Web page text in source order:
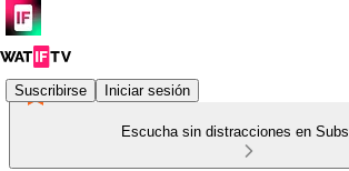
Suscribirse Iniciar sesión
Escucha sin distracciones en